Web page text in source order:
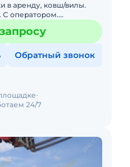
в аренду, ковш/вилы.
С оператором.
Обратный звонок
24/7